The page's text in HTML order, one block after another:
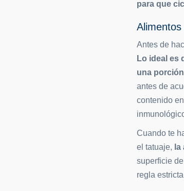
para que
Antes de
Lo ideal es
una
antes de
contenido
Cuando te
el tatuaje,
superficie
regla